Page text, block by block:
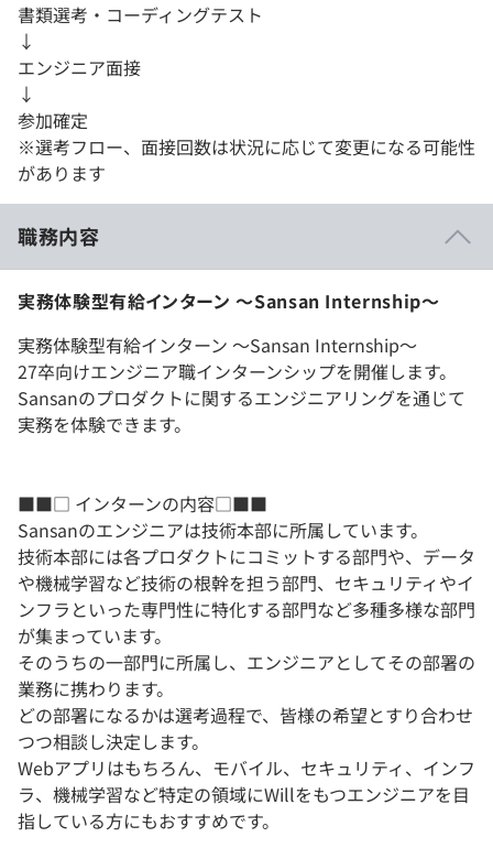
書類選考・コーディングテスト
↓
エンジニア面接
↓
参加確定
※選考フロー、面接回数は状況に応じて変更になる可能性
があります
職務内容
実務体験型有給インターン 〜Sansan Internship〜
実務体験型有給インターン 〜Sansan Internship〜
27卒向けエンジニア職インターンシップを開催します。
Sansanのプロダクトに関するエンジニアリングを通じて
実務を体験できます。
■■□ インターンの内容□■■
Sansanのエンジニアは技術本部に所属しています。
技術本部には各プロダクトにコミットする部門や、データ
や機械学習など技術の根幹を担う部門、セキュリティやイ
ンフラといった専門性に特化する部門など多種多様な部門
が集まっています。
そのうちの一部門に所属し、エンジニアとしてその部署の
業務に携わります。
どの部署になるかは選考過程で、皆様の希望とすり合わせ
つつ相談し決定します。
Webアプリはもちろん、モバイル、セキュリティ、インフ
ラ、機械学習など特定の領域にWillをもつエンジニアを目
指している方にもおすすめです。